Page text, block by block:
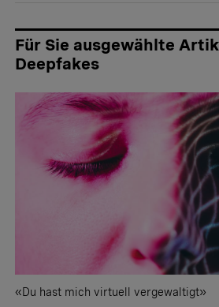
Für Sie ausgewählte
Deepfakes
«Du hast mich virtuell vergewaltigt»